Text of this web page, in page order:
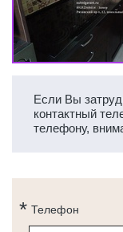
Если Вы
контактный
телефону,
Телефон